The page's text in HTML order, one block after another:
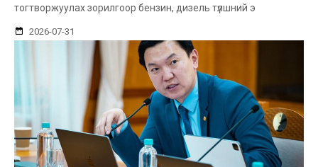
тогтворжуулах зорилгоор бензин, дизель түлшний э
2026-07-31